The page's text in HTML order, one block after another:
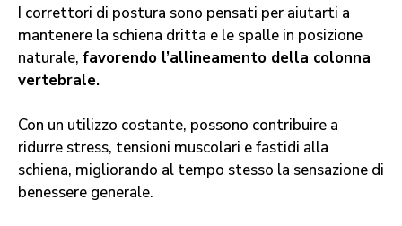
I correttori di postura sono pensati per aiutarti a
mantenere la schiena dritta e le spalle in posizione
naturale, favorendo l’allineamento della colonna
vertebrale.
Con un utilizzo costante, possono contribuire a
ridurre stress, tensioni muscolari e fastidi alla
schiena, migliorando al tempo stesso la sensazione di
benessere generale.